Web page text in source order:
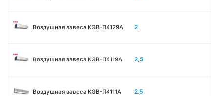
Воздушная завеса КЭВ-П4129А 2
Воздушная завеса КЭВ-П4119А 2,5
Воздушная завеса КЭВ-П4111A 2.5